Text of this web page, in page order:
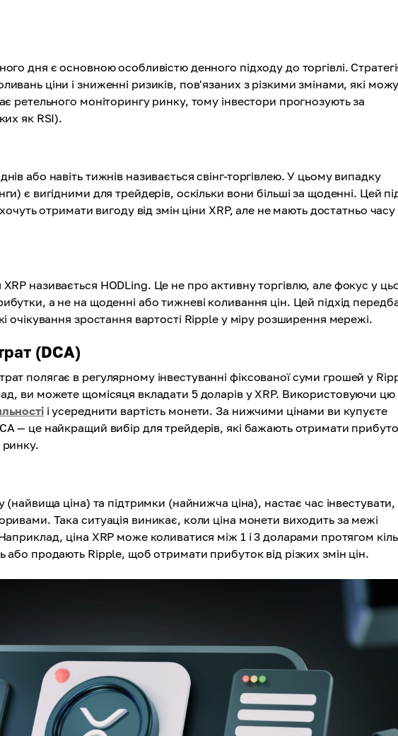
дня є основною особливістю денного підходу до торгівлі.
ціни і зниженні ризиків, пов'язаних з різкими змінами, які
ретельного моніторингу ринку, тому інвестори прогнозують за
як RSI).
або навіть тижнів називається свінг-торгівлею. У цьому випадку
є вигідними для трейдерів, оскільки вони більші за щоденні. Цей
отримати вигоду від змін ціни XRP, але не мають достатньо
XRP називається HODLing. Це не про активну торгівлю, але фокус у
а не на щоденні або тижневі коливання цін. Цей підхід
очікування зростання вартості Ripple у міру розширення мережі.
(DCA)
полягає в регулярному інвестуванні фіксованої суми грошей у
ви можете щомісяця вкладати 5 доларів у XRP. Використовуючи цю
і усереднити вартість монети. За нижчими цінами ви купуєте
— це найкращий вибір для трейдерів, які бажають отримати
ринку.
(найвища ціна) та підтримки (найнижча ціна), настає час інвестувати,
Така ситуація виникає, коли ціна монети виходить за межі
ціна XRP може коливатися між 1 і 3 доларами протягом
продають Ripple, щоб отримати прибуток від різких змін цін.